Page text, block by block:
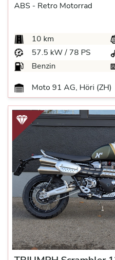
ABS - Retro Motorrad
10 km
57.5 kW / 78 PS
Benzin
Moto 91 AG, Höri (ZH)